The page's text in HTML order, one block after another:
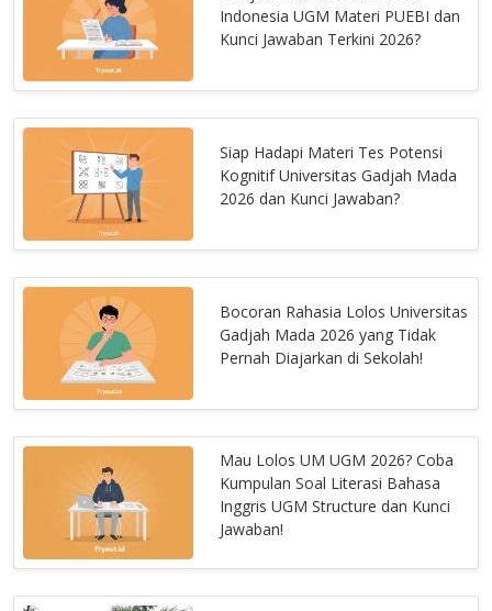
Indonesia UGM Materi PUEBI dan
Kunci Jawaban Terkini 2026?
Siap Hadapi Materi Tes Potensi
Kognitif Universitas Gadjah Mada
2026 dan Kunci Jawaban?
Bocoran Rahasia Lolos Universitas
Gadjah Mada 2026 yang Tidak
Pernah Diajarkan di Sekolah!
Mau Lolos UM UGM 2026? Coba
Kumpulan Soal Literasi Bahasa
Inggris UGM Structure dan Kunci
Jawaban!